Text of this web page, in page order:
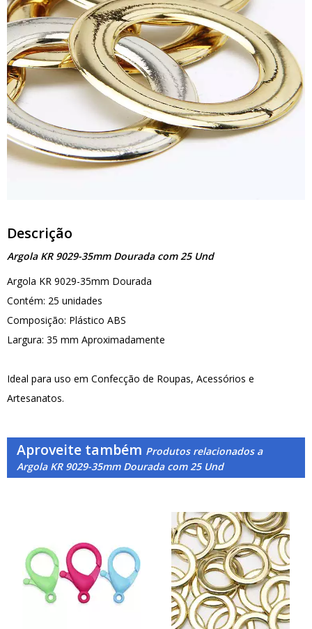
Descrição
Argola KR 9029-35mm Dourada com 25 Und
Argola KR 9029-35mm Dourada
Contém: 25 unidades
Composição: Plástico ABS
Largura: 35 mm Aproximadamente
Ideal para uso em Confecção de Roupas, Acessórios e
Artesanatos.
Aproveite também Produtos relacionados a
Argola KR 9029-35mm Dourada com 25 Und